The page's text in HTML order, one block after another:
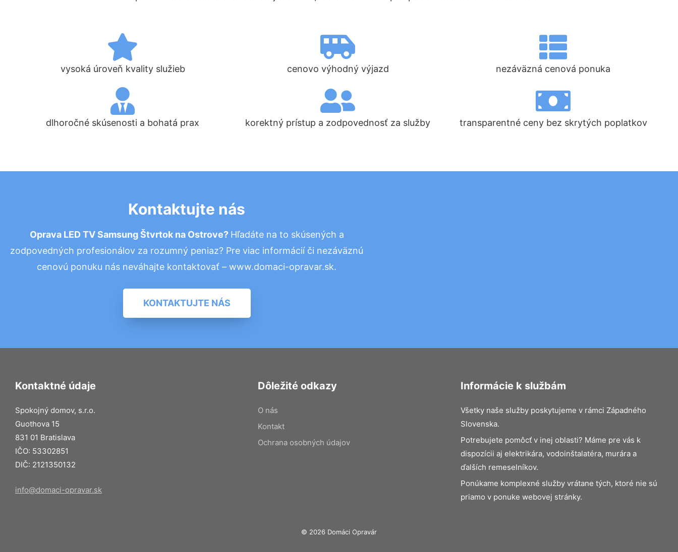
vysoká úroveň kvality služieb cenovo výhodný výjazd nezáväzná cenová ponuka
dlhoročné skúsenosti a bohatá prax korektný prístup a zodpovednosť za služby transparentné ceny bez skrytých poplatkov
Kontaktujte nás
Oprava LED TV Samsung Štvrtok na Ostrove? Hľadáte na to skúsených a
zodpovedných profesionálov za rozumný peniaz? Pre viac informácií či nezáväznú
cenovú ponuku nás neváhajte kontaktovať – www.domaci-opravar.sk.
KONTAKTUJTE NÁS
Kontaktné údaje
Spokojný domov, s.r.o.
Guothova 15
831 01 Bratislava
IČO: 53302851
DIČ: 2121350132
info@domaci-opravar.sk
Dôležité odkazy
O nás
Kontakt
Ochrana osobných údajov
Informácie k službám
Všetky naše služby poskytujeme v rámci Západného
Slovenska.
Potrebujete pomôcť v inej oblasti? Máme pre vás k
dispozícii aj elektrikára, vodoinštalatéra, murára a
ďalších remeselníkov.
Ponúkame komplexné služby vrátane tých, ktoré nie sú
priamo v ponuke webovej stránky.
© 2026 Domáci Opravár